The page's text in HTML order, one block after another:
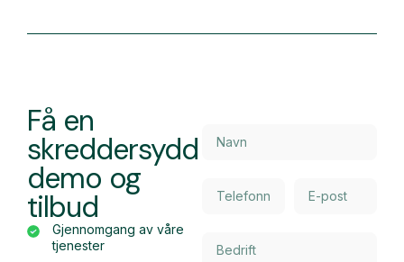
Få en
skreddersydd
demo og
tilbud
Gjennomgang av våre
tjenester